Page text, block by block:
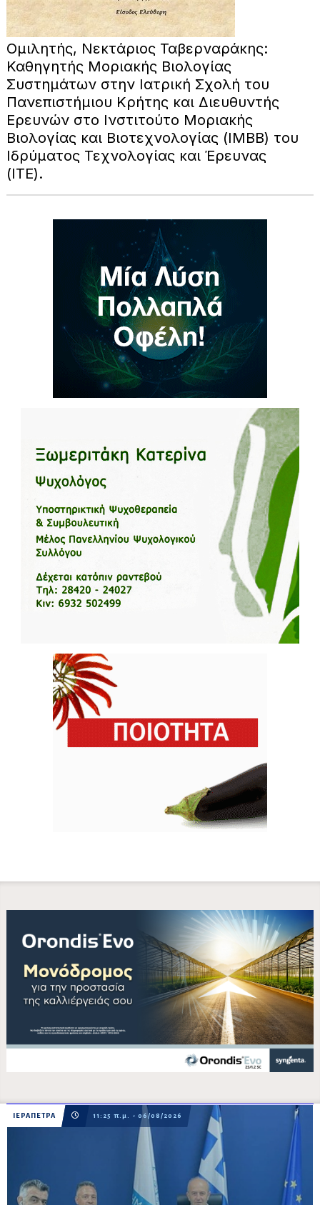
Ομιλητής, Νεκτάριος Ταβερναράκης:
Καθηγητής Μοριακής Βιολογίας
Συστημάτων στην Ιατρική Σχολή του
Πανεπιστήμιου Κρήτης και Διευθυντής
Ερευνών στο Ινστιτούτο Μοριακής
Βιολογίας και Βιοτεχνολογίας (ΙΜΒΒ) του
Ιδρύματος Τεχνολογίας και Έρευνας
(ΙΤΕ).
ΙΕΡΑΠΕΤΡΑ 11:25 π.μ. - 06/08/2026